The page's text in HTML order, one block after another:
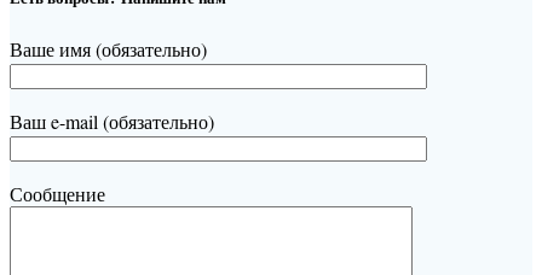
Ваше имя (обязательно)
Ваш e-mail (обязательно)
Сообщение